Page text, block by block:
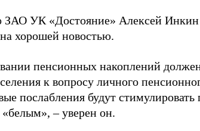
ЗАО УК «Достояние» Алексей Инкин
хорошей новостью.
пенсионных накоплений
к вопросу личного
послабления будут стимулировать
– уверен он.